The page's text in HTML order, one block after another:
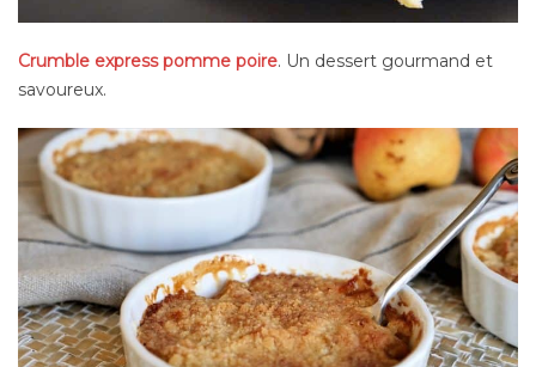
Crumble express pomme poire. Un dessert gourmand et
savoureux.